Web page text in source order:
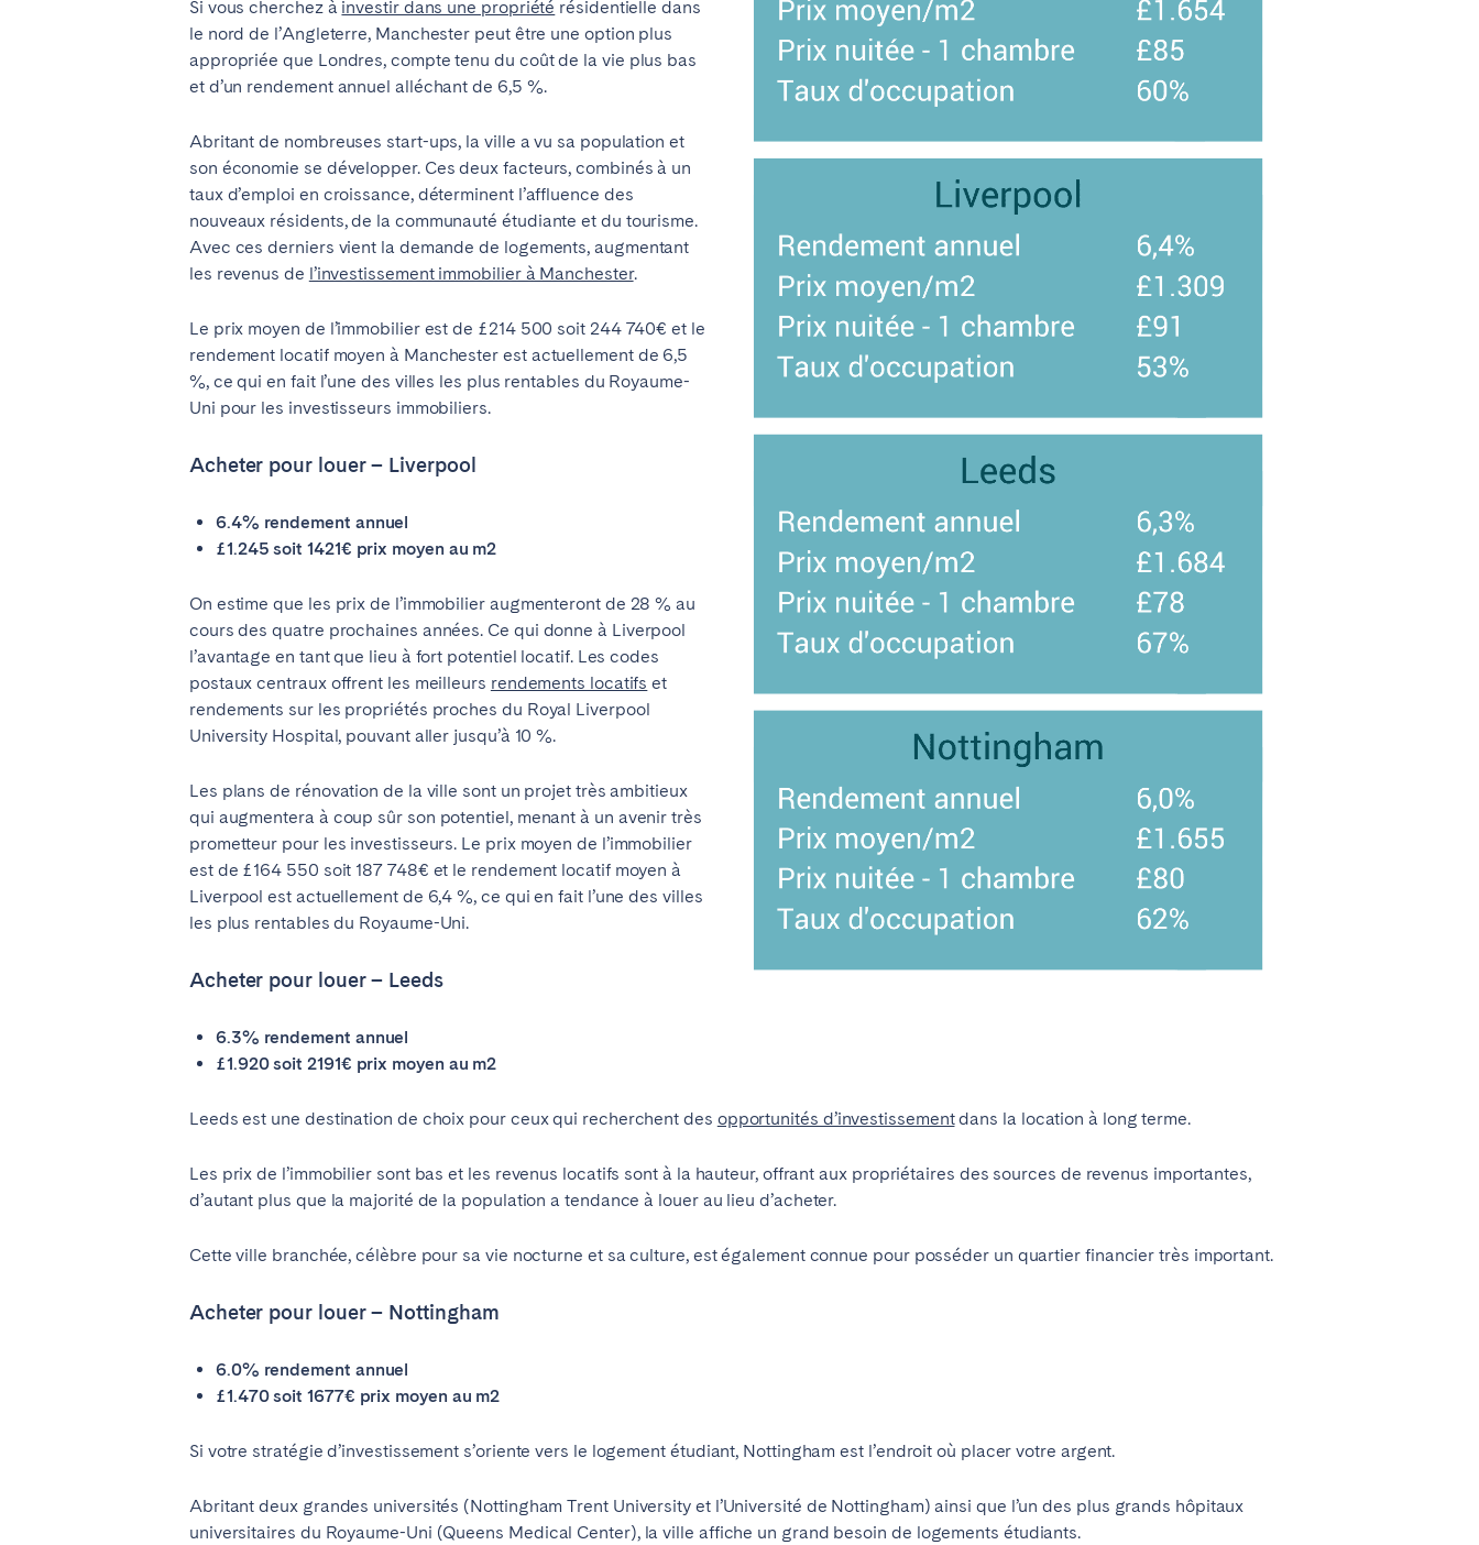
Si vous cherchez à investir dans une propriété résidentielle dans
le nord de l’Angleterre, Manchester peut être une option plus
appropriée que Londres, compte tenu du coût de la vie plus bas
et d’un rendement annuel alléchant de 6,5 %.
Abritant de nombreuses start-ups, la ville a vu sa population et
son économie se développer. Ces deux facteurs, combinés à un
taux d’emploi en croissance, déterminent l’affluence des
nouveaux résidents, de la communauté étudiante et du tourisme.
Avec ces derniers vient la demande de logements, augmentant
les revenus de l’investissement immobilier à Manchester.
Le prix moyen de l’immobilier est de £214 500 soit 244 740€ et le
rendement locatif moyen à Manchester est actuellement de 6,5
%, ce qui en fait l’une des villes les plus rentables du Royaume-
Uni pour les investisseurs immobiliers.
Acheter pour louer – Liverpool
6.4% rendement annuel
£1.245 soit 1421€ prix moyen au m2
On estime que les prix de l’immobilier augmenteront de 28 % au
cours des quatre prochaines années. Ce qui donne à Liverpool
l’avantage en tant que lieu à fort potentiel locatif. Les codes
postaux centraux offrent les meilleurs rendements locatifs et
rendements sur les propriétés proches du Royal Liverpool
University Hospital, pouvant aller jusqu’à 10 %.
Les plans de rénovation de la ville sont un projet très ambitieux
qui augmentera à coup sûr son potentiel, menant à un avenir très
prometteur pour les investisseurs. Le prix moyen de l’immobilier
est de £164 550 soit 187 748€ et le rendement locatif moyen à
Liverpool est actuellement de 6,4 %, ce qui en fait l’une des villes
les plus rentables du Royaume-Uni.
Acheter pour louer – Leeds
6.3% rendement annuel
£1.920 soit 2191€ prix moyen au m2
Leeds est une destination de choix pour ceux qui recherchent des opportunités d’investissementdans la location à long terme.
Les prix de l’immobilier sont bas et les revenus locatifs sont à la hauteur, offrant aux propriétaires des sources de revenus importantes,
d’autant plus que la majorité de la population a tendance à louer au lieu d’acheter.
Cette ville branchée, célèbre pour sa vie nocturne et sa culture, est également connue pour posséder un quartier financier très important.
Acheter pour louer – Nottingham
6.0% rendement annuel
£1.470 soit 1677€ prix moyen au m2
Si votre stratégie d’investissement s’oriente vers le logement étudiant, Nottingham est l’endroit où placer votre argent.
Abritant deux grandes universités (Nottingham Trent University et l’Université de Nottingham) ainsi que l’un des plus grands hôpitaux
universitaires du Royaume-Uni (Queens Medical Center), la ville affiche un grand besoin de logements étudiants.
English
Español
Português